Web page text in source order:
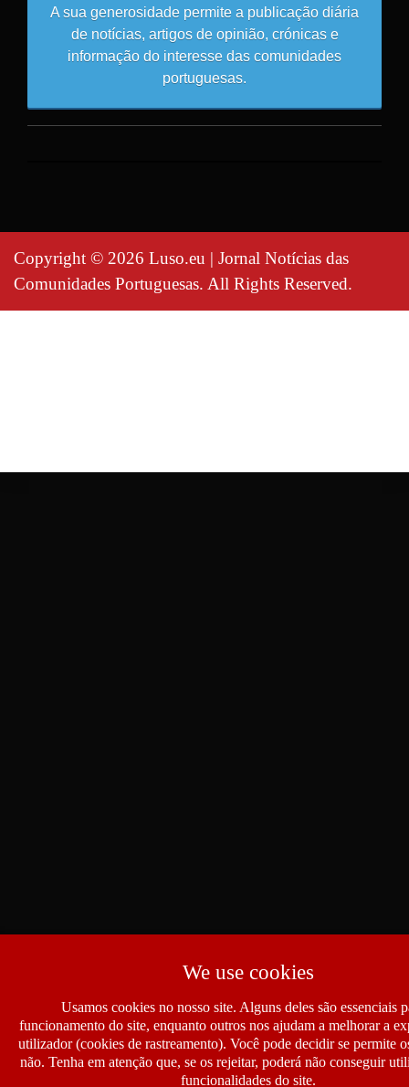
A sua generosidade permite a publicação diária
de notícias, artigos de opinião, crónicas e
informação do interesse das comunidades
portuguesas.
Copyright © 2026 Luso.eu | Jornal Notícias das
Comunidades Portuguesas. All Rights Reserved.
We use cookies
Usamos cookies no nosso site. Alguns deles são essenciais
funcionamento do site, enquanto outros nos ajudam a melhorar a
utilizador (cookies de rastreamento). Você pode decidir se permite
não. Tenha em atenção que, se os rejeitar, poderá não conseguir
funcionalidades do site.